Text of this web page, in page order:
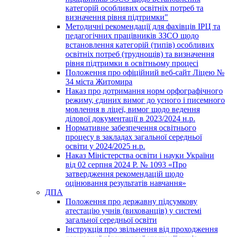
категорій особливих освітніх потреб та
визначення рівня підтримки"
Методичні рекомендації для фахівців ІРЦ та
педагогічних працівників ЗЗСО щодо
встановлення категорій (типів) особливих
освітніх потреб (труднощів) та визначення
рівня підтримки в освітньому процесі
Положення про офіційний веб-сайт Ліцею №
34 міста Житомира
Наказ про дотримання норм орфографічного
режиму, єдиних вимог до усного і писемного
мовлення в ліцеї, вимог щодо ведення
ділової документації в 2023/2024 н.р.
Нормативне забезпечення освітнього
процесу в закладах загальної середньої
освіти у 2024/2025 н.р.
Наказ Міністерства освіти і науки України
від 02 серпня 2024 Р. № 1093 «Про
затвердження рекомендацій щодо
оцінювання результатів навчання»
ДПА
Положення про державну підсумкову
атестацію учнів (вихованців) у системі
загальної середньої освіти
Інструкція про звільнення від проходження